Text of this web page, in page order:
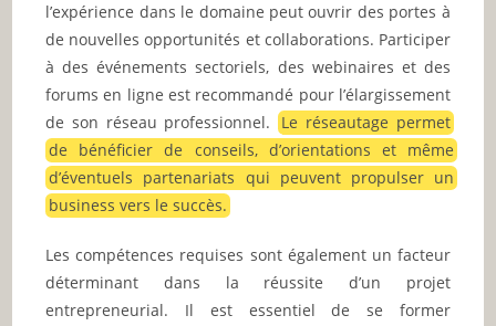
l’expérience dans le domaine peut ouvrir des portes à
de nouvelles opportunités et collaborations. Participer
à des événements sectoriels, des webinaires et des
forums en ligne est recommandé pour l’élargissement
de son réseau professionnel.Le réseautage permet
de bénéficier de conseils, d’orientations et même
d’éventuels partenariats qui peuvent propulser un
business vers le succès.
Les compétences requises sont également un facteur
déterminant dans la réussite d’un projet
entrepreneurial. Il est essentiel de se former